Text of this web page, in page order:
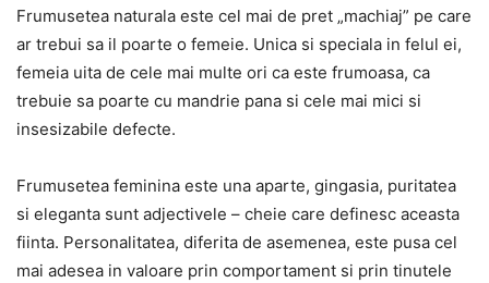
Frumusetea naturala este cel mai de pret „machiaj” pe care
ar trebui sa il poarte o femeie. Unica si speciala in felul ei,
femeia uita de cele mai multe ori ca este frumoasa, ca
trebuie sa poarte cu mandrie pana si cele mai mici si
insesizabile defecte.
Frumusetea feminina este una aparte, gingasia, puritatea
si eleganta sunt adjectivele – cheie care definesc aceasta
fiinta. Personalitatea, diferita de asemenea, este pusa cel
mai adesea in valoare prin comportament si prin tinutele